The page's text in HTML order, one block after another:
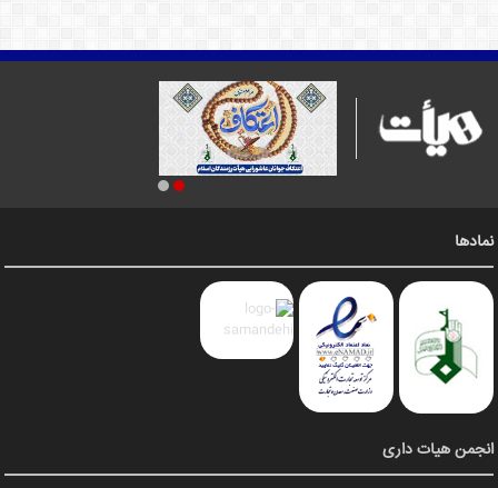
نمادها
انجمن هیات داری